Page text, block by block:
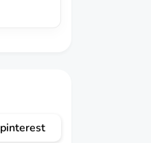
pinterest